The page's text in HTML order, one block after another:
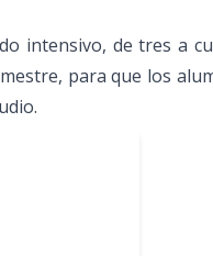
intensivo, de tres a
para que los